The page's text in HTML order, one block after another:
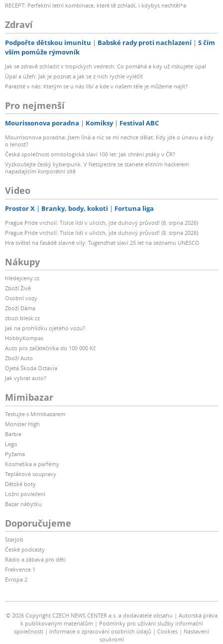
RECEPT: Perfektní letní kombinace, které tě zchladí, i kdybys nechtěl*a
Zdraví
Podpořte dětskou imunitu Babské rady proti nachlazení
S čím
vším pomůže rýmovník
Jak se zdravě zchladit v tropických vedrech: Co pomáhá a kdy už riskujete úpal
Úpal a úžeh: Jak je poznat a jak se z nich rychle vyléčit
Parazité v nás: Kterým se u nás líbí a kde v našem těle je můžeme najít?
Pro nejmenší
Mourissonova poradna Komiksy Festival ABC
Mourrisonova poradna: Jsem líná a nic se mi nechce dělat: Kdy jde o únavu a kdy
o lenost?
Česká společnost ornitologická slaví 100 let: Jak chrání ptáky v ČR?
Vyzkoušejte český kyberpunk. V Netspectre se stanete elitním hackerem
napadajícím korporátní sítě
Video
Prostor X Branky, body, kokoti Fortuna liga
Prague Pride vrcholí: Tisíce lidí v ulicích, jde duhový průvod! (8. srpna 2026)
Prague Pride vrcholí: Tisíce lidí v ulicích, jde duhový průvod! (8. srpna 2026)
Hra světel na fasádě slavné vily: Tugendhat slaví 25 let na seznamu UNESCO
Nákupy
hledejceny.cz
Zboží Živě
Osobní vozy
Zboží Dáma
zbozi.blesk.cz
Jak na prohlídku ojetého vozu?
HobbyKompas
Auto pro začátečníka do 100 000 Kč
Zboží Auto
Ojetá Škoda Octavia
Jak vybrat auto?
Mimibazar
Testujte s Mimibazarem
Monster High
Barbie
Lego
Pyžama
Kosmetika a parfémy
Teplákové soupravy
Dětské boty
Ložní povlečení
Bazar nábytku
Doporučujeme
Starjob
České podcasty
Rádio a zábava pro děti
Frekvence 1
Evropa 2
© 2026 Copyright CZECH NEWS CENTER a.s. a dodavatelé obsahu
Autorská práva
k publikovaným materiálům
Podmínky pro užívání služby informační
společnosti
Informace o zpracování osobních údajů Cookies
Nastavení
soukromí